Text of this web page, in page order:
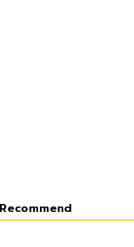
Recommend